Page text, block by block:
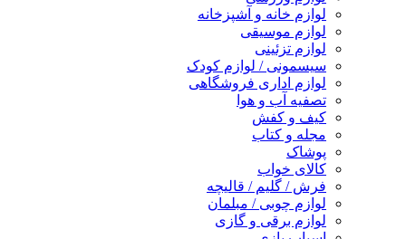
لوازم خانه و آشپزخانه
لوازم موسیقی
لوازم تزئینی
سیسمونی / لوازم کودک
لوازم اداری فروشگاهی
تصفیه آب و هوا
کیف و کفش
مجله و کتاب
پوشاک
کالای خواب
فرش / گلیم / قالیچه
لوازم چوبی / مبلمان
لوازم برقی و گازی